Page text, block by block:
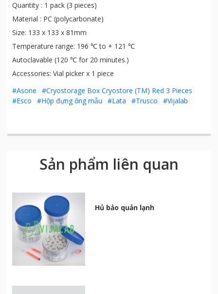
Quantity : 1 pack (3 pieces)
Material : PC (polycarbonate)
Size: 133 x 133 x 81mm
Temperature range: 196 ℃ to + 121 ℃
Autoclavable (120 ℃ for 20 minutes.)
Accessories: Vial picker x 1 piece
#Asone
#Cryostorage Box Cryostore (TM) Red 3 Pieces
#Esco
#Hộp đựng ống mẫu #Lata #Trusco #Vijalab
Sản phẩm liên quan
Hủ bảo quản lạnh